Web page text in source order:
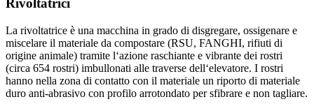
Rivoltatrici
La rivoltatrice è una macchina in grado di disgregare, ossigenare e
miscelare il materiale da compostare (RSU, FANGHI, rifiuti di
origine animale) tramite l‘azione raschiante e vibrante dei rostri
(circa 654 rostri) imbullonati alle traverse dell‘elevatore. I rostri
hanno nella zona di contatto con il materiale un riporto di materiale
duro anti-abrasivo con profilo arrotondato per sfibrare e non tagliare.